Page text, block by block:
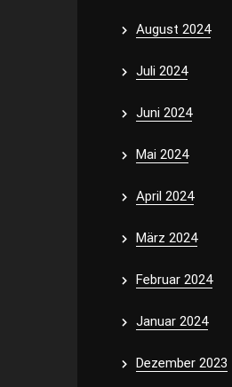
August 2024
Juli 2024
Juni 2024
Mai 2024
April 2024
März 2024
Februar 2024
Januar 2024
Dezember 2023